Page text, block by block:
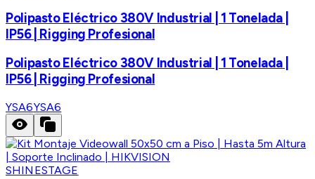
Polipasto Eléctrico 380V Industrial | 1 Tonelada |
IP56 | Rigging Profesional
Polipasto Eléctrico 380V Industrial | 1 Tonelada |
IP56 | Rigging Profesional
YSA6YSA6
SHINESTAGE